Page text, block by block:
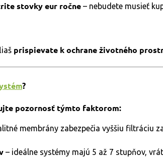
stovky eur ročne – nebudete musieť
prispievate k ochrane životného
?
pozornosť týmto faktorom:
membrány zabezpečia vyššiu filtráciu
– ideálne systémy majú 5 až 7 stupňov,